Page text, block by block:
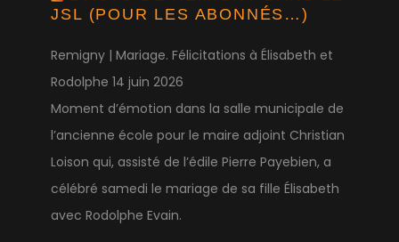
JSL (POUR LES ABONNÉS…)
Remigny | Mariage. Félicitations à Élisabeth et
Rodolphe 14 juin 2026
Moment d’émotion dans la salle municipale de
l’ancienne école pour le maire adjoint Christian
Loison qui, assisté de l’édile Pierre Payebien, a
célébré samedi le mariage de sa fille Élisabeth
avec Rodolphe Evain.